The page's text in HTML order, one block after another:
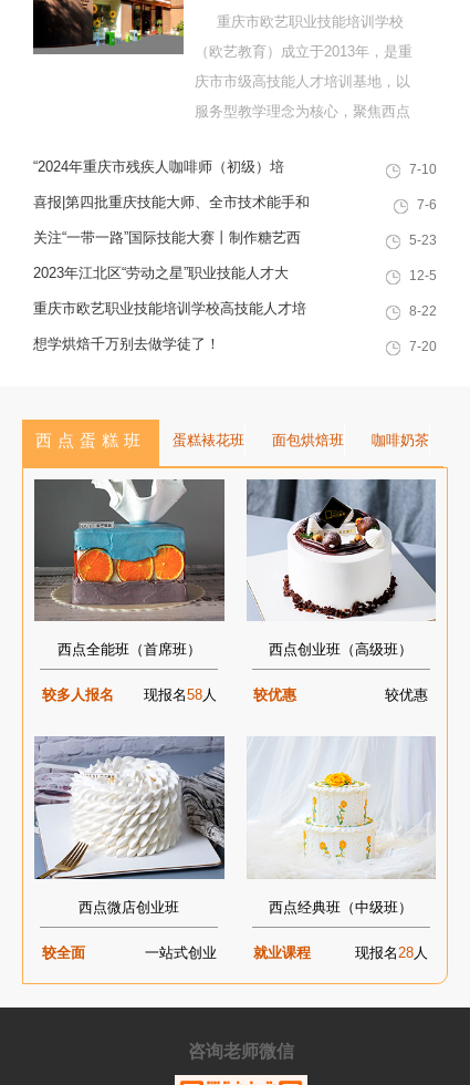
重庆市欧艺职业技能培训学校
（欧艺教育）成立于2013年，是重
庆市市级高技能人才培训基地，以
服务型教学理念为核心，聚焦西点
十余载，致力于培养兼具社会责任
感与创新思维的复合型行业高技能
人才，是集技能培训、证书认定、
“2024年重庆市残疾人咖啡师（初级）培
训”职业技能提升计划活动
7-10
喜报|第四批重庆技能大师、全市技术能手和
巴渝青年技能之星名单出炉，重庆欧艺职业
技能培训学校技能人才榜上有名！
7-6
关注“一带一路”国际技能大赛丨制作糖艺西
点，看手艺更考验审美
5-23
2023年江北区“劳动之星”职业技能人才大
赛，我校选手荣获互联网营销师第一名
12-5
重庆市欧艺职业技能培训学校高技能人才培
训基地建设专家指导会会议简报
8-22
想学烘焙千万别去做学徒了！ 7-20
西点蛋糕班 蛋糕裱花班 面包烘焙班 咖啡奶茶
西点全能班（首席班）
较多人报名 现报名58人
西点创业班（高级班）
较优惠 较优惠
西点微店创业班
较全面 一站式创业
西点经典班（中级班）
就业课程 现报名28人
咨询老师微信